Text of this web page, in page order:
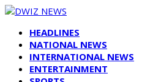
HEADLINES
NATIONAL NEWS
INTERNATIONAL NEWS
ENTERTAINMENT